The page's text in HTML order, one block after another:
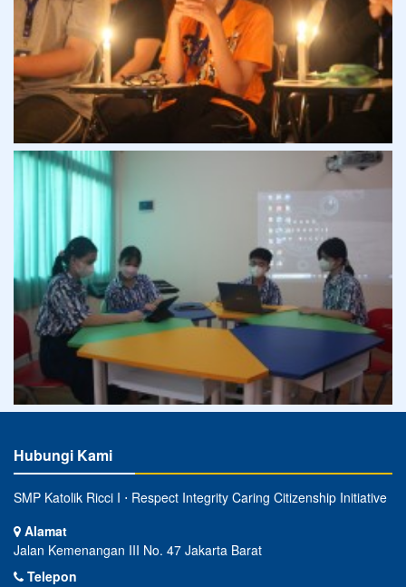
Hubungi Kami
SMP Katolik Ricci I ⋅ Respect Integrity Caring Citizenship Initiative
Alamat
Jalan Kemenangan III No. 47 Jakarta Barat
Telepon